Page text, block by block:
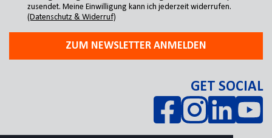
zusendet. Meine Einwilligung kann ich jederzeit widerrufen.
(Datenschutz & Widerruf)
ZUM NEWSLETTER ANMELDEN
GET SOCIAL